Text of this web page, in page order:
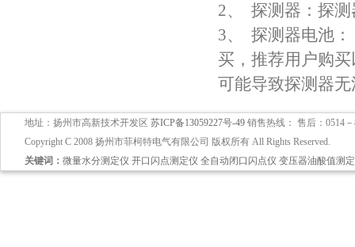
2、 探测器：探
3、 探测器电池
买，推荐用户购
可能导致探测器
地址：扬州市高新技术开发区 苏ICP备13059227号-49 销售热线： 售后：0514
Copyright C 2008 扬州市菲柯特电气有限公司 版权所有 All Rights Reserved.
关键词： 微量水分测定仪 开口闪点测定仪 全自动闭口闪点仪 变压器油酸值测